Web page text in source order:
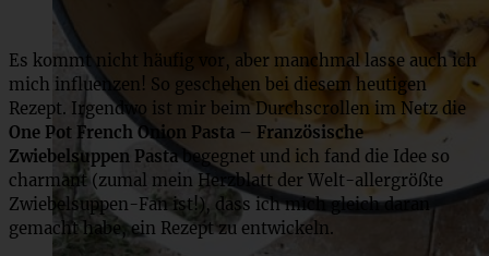
Es kommt nicht häufig vor, aber manchmal lasse auch ich
mich influenzen! So geschehen bei diesem heutigen
Rezept. Irgendwo ist mir beim Durchscrollen im Netz die
One Pot French Onion Pasta – Französische
Zwiebelsuppen Pastabegegnet und ich fand die Idee so
charmant (zumal mein Herzblatt der Welt-allergrößte
Zwiebelsuppen-Fan ist!), dass ich mich gleich daran
gemacht habe, ein Rezept zu entwickeln.